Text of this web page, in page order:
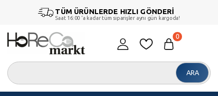
TÜM ÜRÜNLERDE HIZLI GÖNDERİ
Saat 16:00 ‘a kadar tüm siparişler aynı gün kargoda!
ARA
0